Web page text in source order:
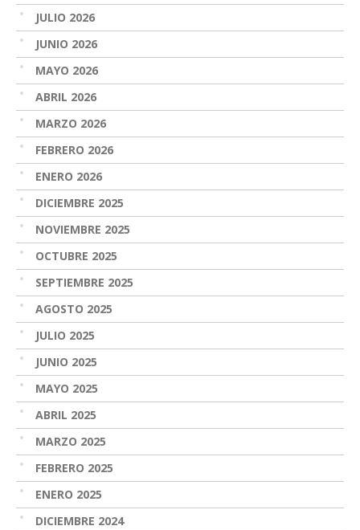
JULIO 2026
JUNIO 2026
MAYO 2026
ABRIL 2026
MARZO 2026
FEBRERO 2026
ENERO 2026
DICIEMBRE 2025
NOVIEMBRE 2025
OCTUBRE 2025
SEPTIEMBRE 2025
AGOSTO 2025
JULIO 2025
JUNIO 2025
MAYO 2025
ABRIL 2025
MARZO 2025
FEBRERO 2025
ENERO 2025
DICIEMBRE 2024